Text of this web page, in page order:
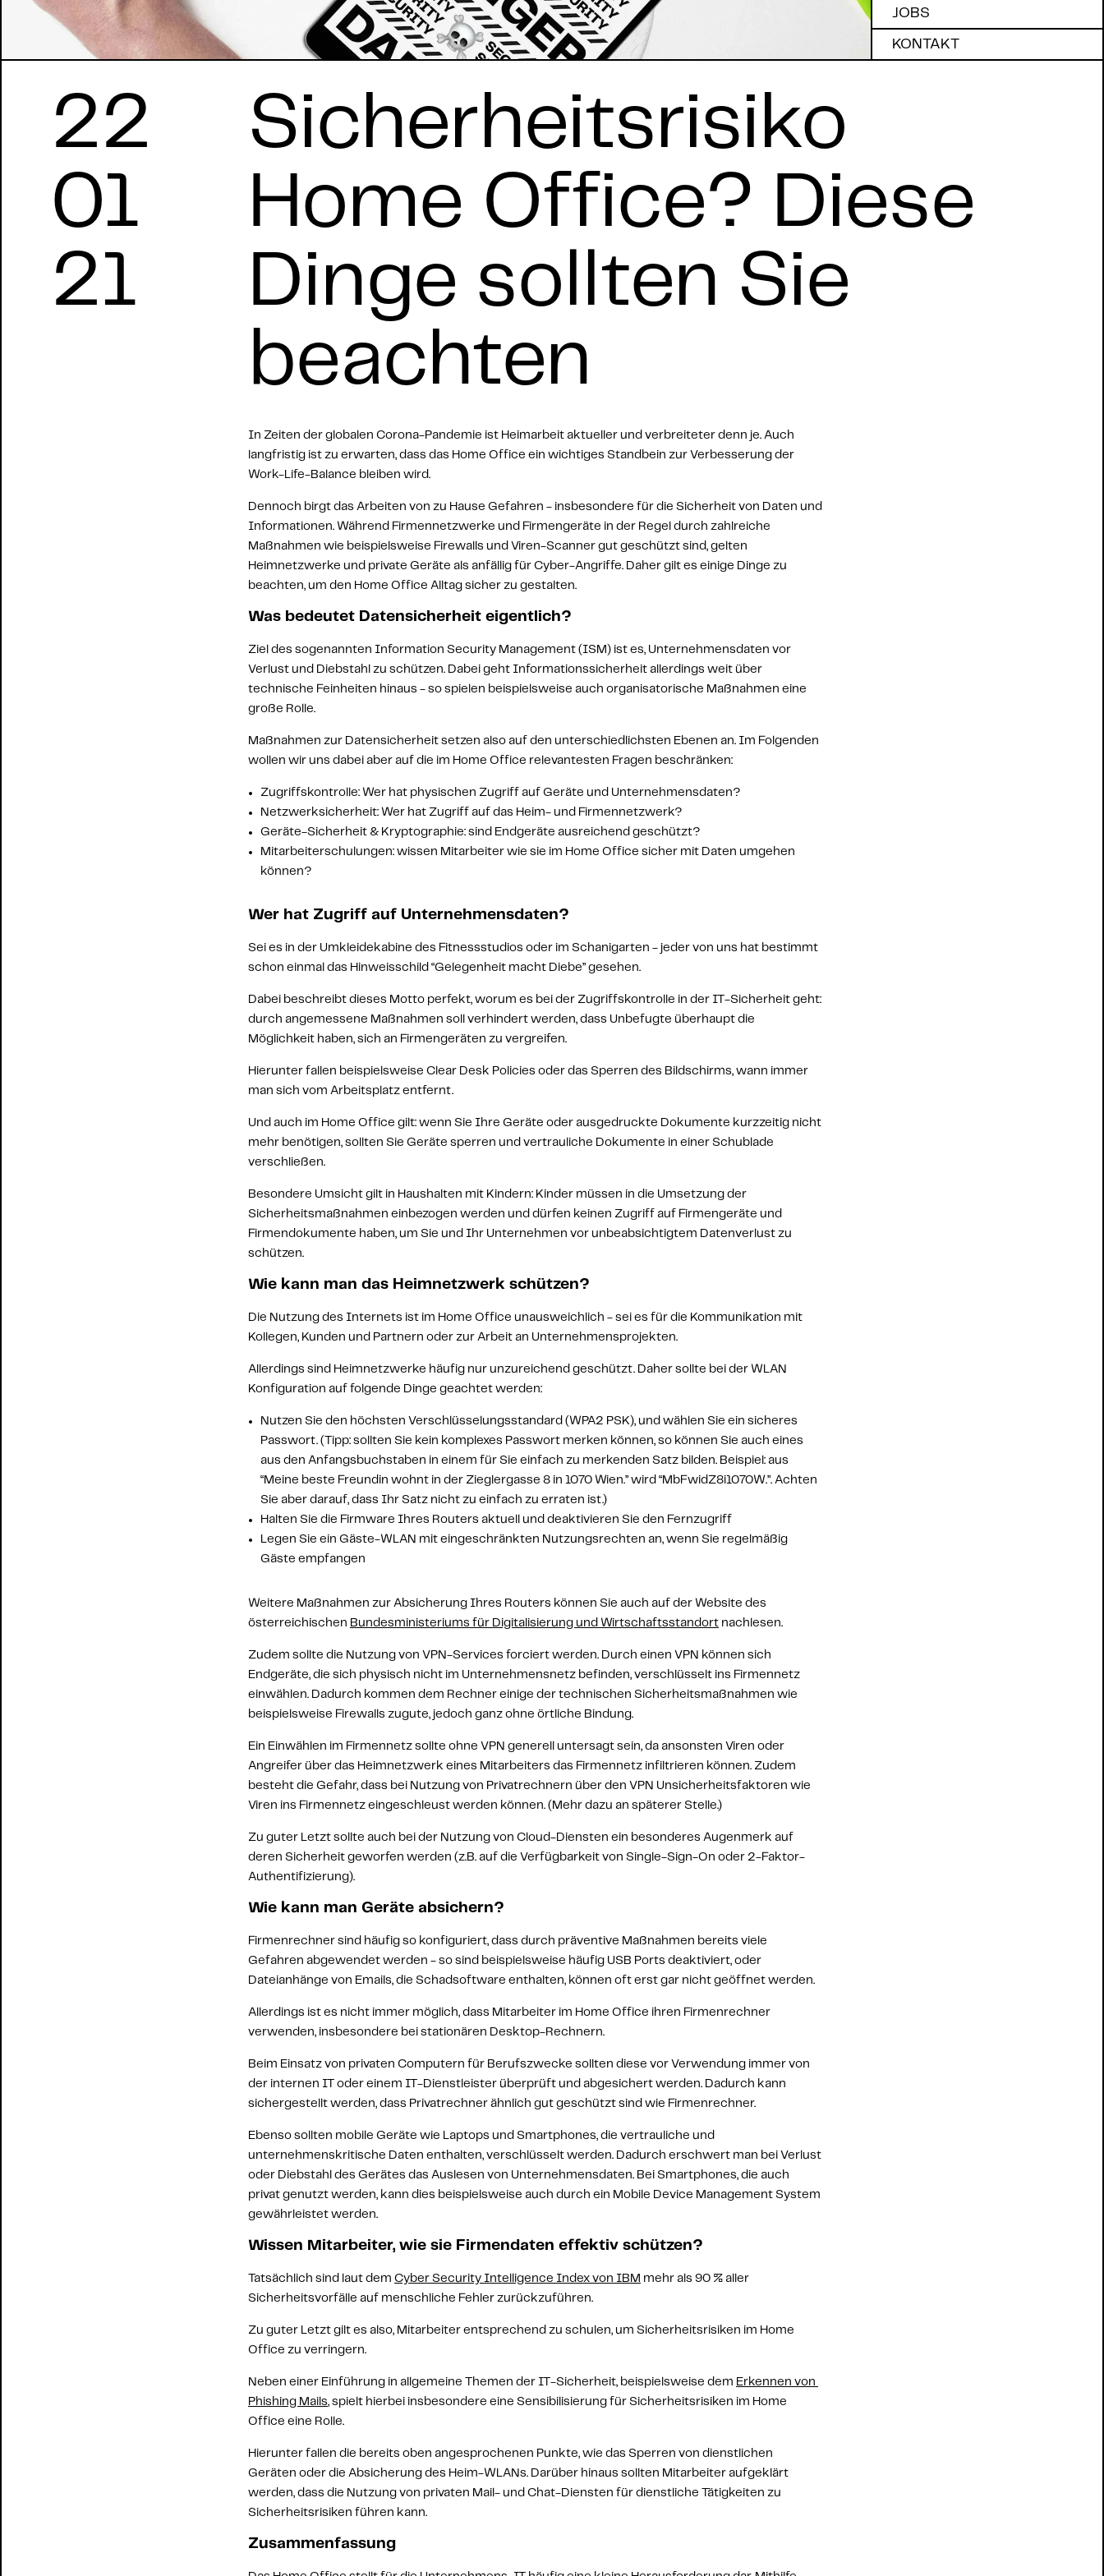
JOBS
KONTAKT
22
01
21
Sicherheitsrisiko
Home Office? Diese
Dinge sollten Sie
beachten
In Zeiten der globalen Corona-Pandemie ist Heimarbeit aktueller und verbreiteter denn je. Auch
langfristig ist zu erwarten, dass das Home Office ein wichtiges Standbein zur Verbesserung der
Work-Life-Balance bleiben wird.
Dennoch birgt das Arbeiten von zu Hause Gefahren - insbesondere für die Sicherheit von Daten und
Informationen. Während Firmennetzwerke und Firmengeräte in der Regel durch zahlreiche
Maßnahmen wie beispielsweise Firewalls und Viren-Scanner gut geschützt sind, gelten
Heimnetzwerke und private Geräte als anfällig für Cyber-Angriffe. Daher gilt es einige Dinge zu
beachten, um den Home Office Alltag sicher zu gestalten.
Was bedeutet Datensicherheit eigentlich?
Ziel des sogenannten Information Security Management (ISM) ist es, Unternehmensdaten vor
Verlust und Diebstahl zu schützen. Dabei geht Informationssicherheit allerdings weit über
technische Feinheiten hinaus - so spielen beispielsweise auch organisatorische Maßnahmen eine
große Rolle.
Maßnahmen zur Datensicherheit setzen also auf den unterschiedlichsten Ebenen an. Im Folgenden
wollen wir uns dabei aber auf die im Home Office relevantesten Fragen beschränken:
Zugriffskontrolle: Wer hat physischen Zugriff auf Geräte und Unternehmensdaten?
Netzwerksicherheit: Wer hat Zugriff auf das Heim- und Firmennetzwerk?
Geräte-Sicherheit & Kryptographie: sind Endgeräte ausreichend geschützt?
Mitarbeiterschulungen: wissen Mitarbeiter wie sie im Home Office sicher mit Daten umgehen
können?
Wer hat Zugriff auf Unternehmensdaten?
Sei es in der Umkleidekabine des Fitnessstudios oder im Schanigarten - jeder von uns hat bestimmt
schon einmal das Hinweisschild “Gelegenheit macht Diebe” gesehen.
Dabei beschreibt dieses Motto perfekt, worum es bei der Zugriffskontrolle in der IT-Sicherheit geht:
durch angemessene Maßnahmen soll verhindert werden, dass Unbefugte überhaupt die
Möglichkeit haben, sich an Firmengeräten zu vergreifen.
Hierunter fallen beispielsweise Clear Desk Policies oder das Sperren des Bildschirms, wann immer
man sich vom Arbeitsplatz entfernt.
Und auch im Home Office gilt: wenn Sie Ihre Geräte oder ausgedruckte Dokumente kurzzeitig nicht
mehr benötigen, sollten Sie Geräte sperren und vertrauliche Dokumente in einer Schublade
verschließen.
Besondere Umsicht gilt in Haushalten mit Kindern: Kinder müssen in die Umsetzung der
Sicherheitsmaßnahmen einbezogen werden und dürfen keinen Zugriff auf Firmengeräte und
Firmendokumente haben, um Sie und Ihr Unternehmen vor unbeabsichtigtem Datenverlust zu
schützen.
Wie kann man das Heimnetzwerk schützen?
Die Nutzung des Internets ist im Home Office unausweichlich - sei es für die Kommunikation mit
Kollegen, Kunden und Partnern oder zur Arbeit an Unternehmensprojekten.
Allerdings sind Heimnetzwerke häufig nur unzureichend geschützt. Daher sollte bei der WLAN
Konfiguration auf folgende Dinge geachtet werden:
Nutzen Sie den höchsten Verschlüsselungsstandard (WPA2 PSK), und wählen Sie ein sicheres
Passwort. (Tipp: sollten Sie kein komplexes Passwort merken können, so können Sie auch eines
“Meine beste Freundin wohnt in der Zieglergasse 8 in 1070 Wien.” wird “MbFwidZ8i1070W.”. Achten
Sie aber darauf, dass Ihr Satz nicht zu einfach zu erraten ist.)
Halten Sie die Firmware Ihres Routers aktuell und deaktivieren Sie den Fernzugriff
Legen Sie ein Gäste-WLAN mit eingeschränkten Nutzungsrechten an, wenn Sie regelmäßig
Gäste empfangen
Weitere Maßnahmen zur Absicherung Ihres Routers können Sie auch auf der Website des
österreichischen Bundesministeriums für Digitalisierung und Wirtschaftsstandort nachlesen.
Zudem sollte die Nutzung von VPN-Services forciert werden. Durch einen VPN können sich
Endgeräte, die sich physisch nicht im Unternehmensnetz befinden, verschlüsselt ins Firmennetz
einwählen. Dadurch kommen dem Rechner einige der technischen Sicherheitsmaßnahmen wie
beispielsweise Firewalls zugute, jedoch ganz ohne örtliche Bindung.
Ein Einwählen im Firmennetz sollte ohne VPN generell untersagt sein, da ansonsten Viren oder
Angreifer über das Heimnetzwerk eines Mitarbeiters das Firmennetz infiltrieren können. Zudem
besteht die Gefahr, dass bei Nutzung von Privatrechnern über den VPN Unsicherheitsfaktoren wie
Viren ins Firmennetz eingeschleust werden können. (Mehr dazu an späterer Stelle.)
Zu guter Letzt sollte auch bei der Nutzung von Cloud-Diensten ein besonderes Augenmerk auf
deren Sicherheit geworfen werden (z.B. auf die Verfügbarkeit von Single-Sign-On oder 2-Faktor-
Authentifizierung).
Wie kann man Geräte absichern?
Firmenrechner sind häufig so konfiguriert, dass durch präventive Maßnahmen bereits viele
Gefahren abgewendet werden - so sind beispielsweise häufig USB Ports deaktiviert, oder
Dateianhänge von Emails, die Schadsoftware enthalten, können oft erst gar nicht geöffnet werden.
Allerdings ist es nicht immer möglich, dass Mitarbeiter im Home Office ihren Firmenrechner
verwenden, insbesondere bei stationären Desktop-Rechnern.
Beim Einsatz von privaten Computern für Berufszwecke sollten diese vor Verwendung immer von
der internen IT oder einem IT-Dienstleister überprüft und abgesichert werden. Dadurch kann
sichergestellt werden, dass Privatrechner ähnlich gut geschützt sind wie Firmenrechner.
Ebenso sollten mobile Geräte wie Laptops und Smartphones, die vertrauliche und
unternehmenskritische Daten enthalten, verschlüsselt werden. Dadurch erschwert man bei Verlust
oder Diebstahl des Gerätes das Auslesen von Unternehmensdaten. Bei Smartphones, die auch
privat genutzt werden, kann dies beispielsweise auch durch ein Mobile Device Management System
gewährleistet werden.
Wissen Mitarbeiter, wie sie Firmendaten effektiv schützen?
Tatsächlich sind laut dem Cyber Security Intelligence Index von IBM mehr als 90 % aller
Sicherheitsvorfälle auf menschliche Fehler zurückzuführen.
Zu guter Letzt gilt es also, Mitarbeiter entsprechend zu schulen, um Sicherheitsrisiken im Home
Office zu verringern.
Neben einer Einführung in allgemeine Themen der IT-Sicherheit, beispielsweise dem Erkennen von
Phishing Mails, spielt hierbei insbesondere eine Sensibilisierung für Sicherheitsrisiken im Home
Office eine Rolle.
Hierunter fallen die bereits oben angesprochenen Punkte, wie das Sperren von dienstlichen
Geräten oder die Absicherung des Heim-WLANs. Darüber hinaus sollten Mitarbeiter aufgeklärt
werden, dass die Nutzung von privaten Mail- und Chat-Diensten für dienstliche Tätigkeiten zu
Sicherheitsrisiken führen kann.
Zusammenfassung